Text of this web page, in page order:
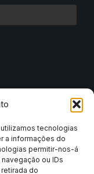
tecnologias
a informações do
permitir-nos-á
ou IDs
do